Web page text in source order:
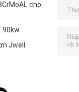
cho
90kw
Jwell